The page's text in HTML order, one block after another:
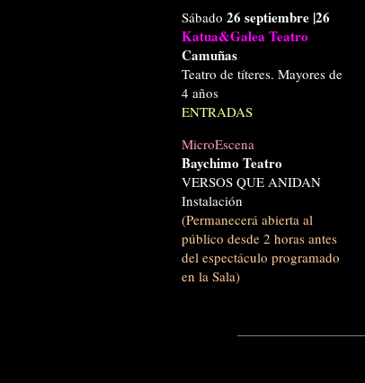
Sábado 26 septiembre |26
Katua&Galea Teatro
Camuñas
Teatro de títeres. Mayores de
4 años
ENTRADAS
MicroEscena
Baychimo Teatro
VERSOS QUE ANIDAN
Instalación
(Permanecerá abierta al
público desde 2 horas antes
del espectáculo programado
en la Sala)